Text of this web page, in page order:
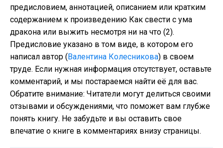
предисловием, аннотацией, описанием или кратким
содержанием к произведению Как свести с ума
дракона или выжить несмотря ни на что (2).
Предисловие указано в том виде, в котором его
написал автор (Валентина Колесникова) в своем
труде. Если нужная информация отсутствует, оставьте
комментарий, и мы постараемся найти её для вас.
Обратите внимание: Читатели могут делиться своими
отзывами и обсуждениями, что поможет вам глубже
понять книгу. Не забудьте и вы оставить свое
впечатие о книге в комментариях внизу страницы.